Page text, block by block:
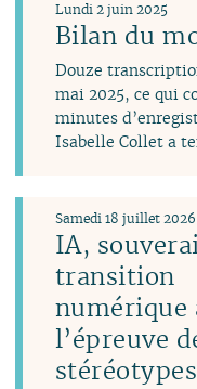
Bilan du
Lundi 2 juin 2025
Douze
mai 2025, ce qui
minutes
Isabelle Collet a
IA,
transition
numérique
l’épreuve
stéréotypes
Samedi 18 juillet 2026